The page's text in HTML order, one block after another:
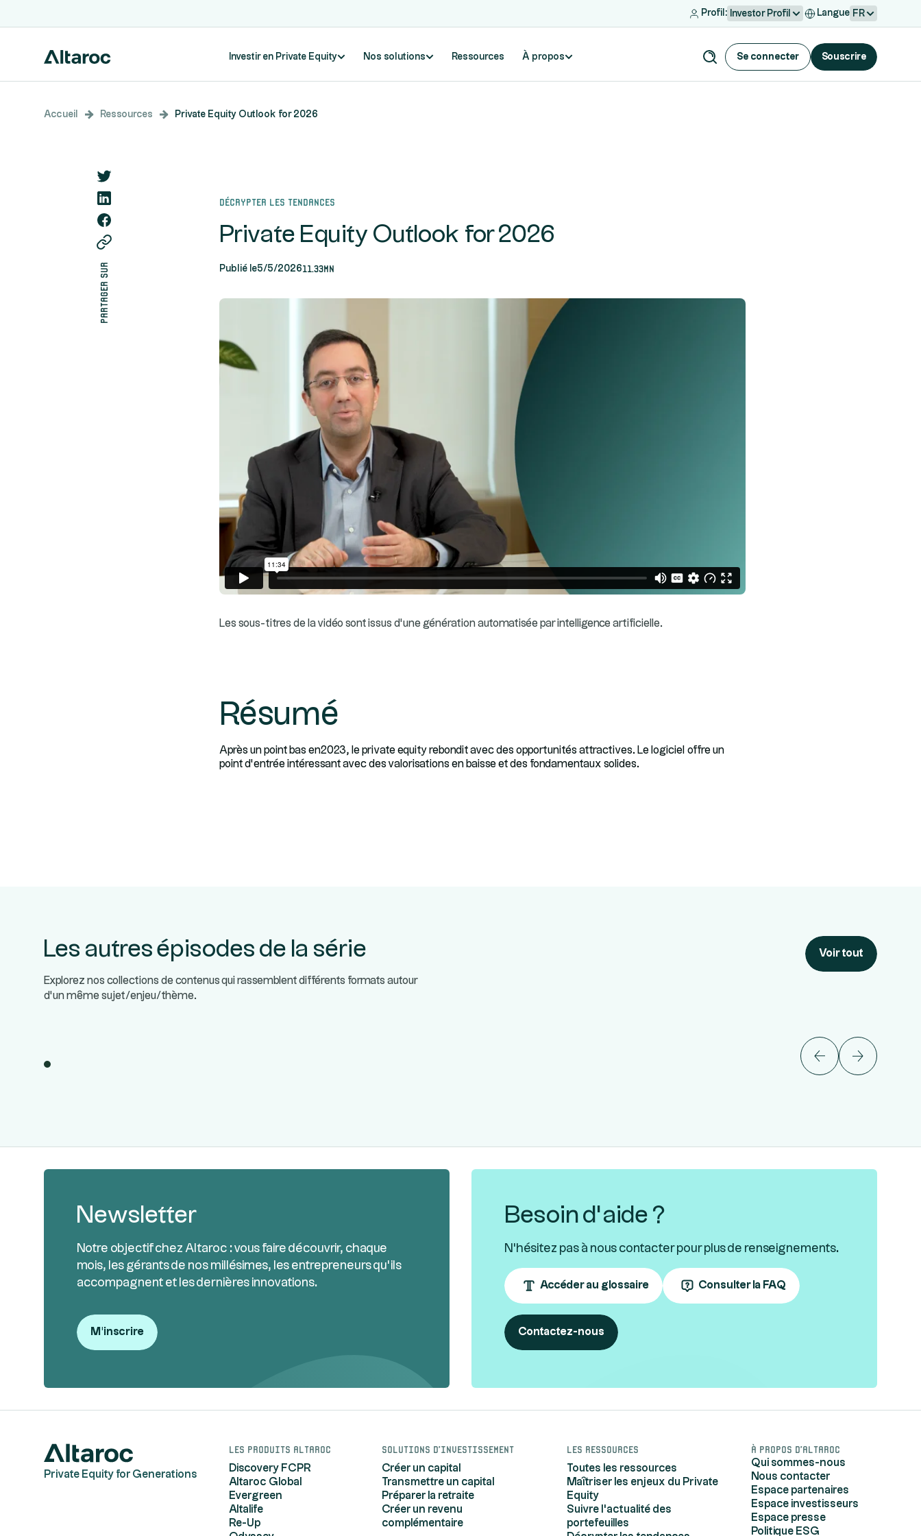
Profil: Investor Profil Langue FR
Investir en Private Equity Nos solutions Ressources À propos Se connecter Souscrire
Accueil Ressources Private Equity Outlook for 2026
partager sur
Décrypter les tendances
Private Equity Outlook for 2026
Publié le5/5/202611.33mn
Les sous-titres de la vidéo sont issus d’une génération automatisée par intelligence artificielle.
Résumé
Après un point bas en2023, le private equity rebondit avec des opportunités attractives. Le logiciel offre un
point d’entrée intéressant avec des valorisations en baisse et des fondamentaux solides.
Les autres épisodes de la série
Explorez nos collections de contenus qui rassemblent différents formats autour
d’un même sujet/enjeu/thème.
Voir tout
Newsletter
Notre objectif chez Altaroc : vous faire découvrir, chaque
mois, les gérants de nos millésimes, les entrepreneurs qu’ils
accompagnent et les dernières innovations.
M'inscrire
Besoin d’aide ?
N'hésitez pas à nous contacter pour plus de renseignements.
Accéder au glossaire Consulter la FAQ
Contactez-nous
Private Equity for Generations
Les produits Altaroc
Discovery FCPR
Altaroc Global
Evergreen
Altalife
Re-Up
Solutions d'investissement
Créer un capital
Transmettre un capital
Préparer la retraite
Créer un revenu
complémentaire
Les ressources
Toutes les ressources
Maîtriser les enjeux du Private
Equity
Suivre l'actualité des
portefeuilles
À propos d'Altaroc
Qui sommes-nous
Nous contacter
Espace partenaires
Espace investisseurs
Espace presse
Politique ESG